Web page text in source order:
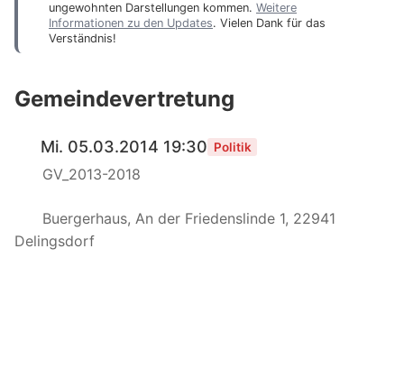
ungewohnten Darstellungen kommen. Weitere
Informationen zu den Updates. Vielen Dank für das
Verständnis!
Gemeindevertretung
Mi. 05.03.2014 19:30 Politik
GV_2013-2018
Buergerhaus, An der Friedenslinde 1, 22941
Delingsdorf